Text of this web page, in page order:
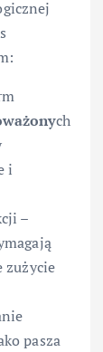
ch
i
–
zużycie
pasza